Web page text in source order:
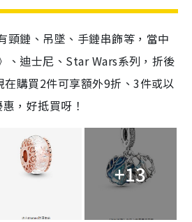
頸鏈、吊墜、手鏈串飾等，當中
、迪士尼、Star Wars系列，折後
購買2件可享額外9折、3件或以
，好抵買呀！
+13